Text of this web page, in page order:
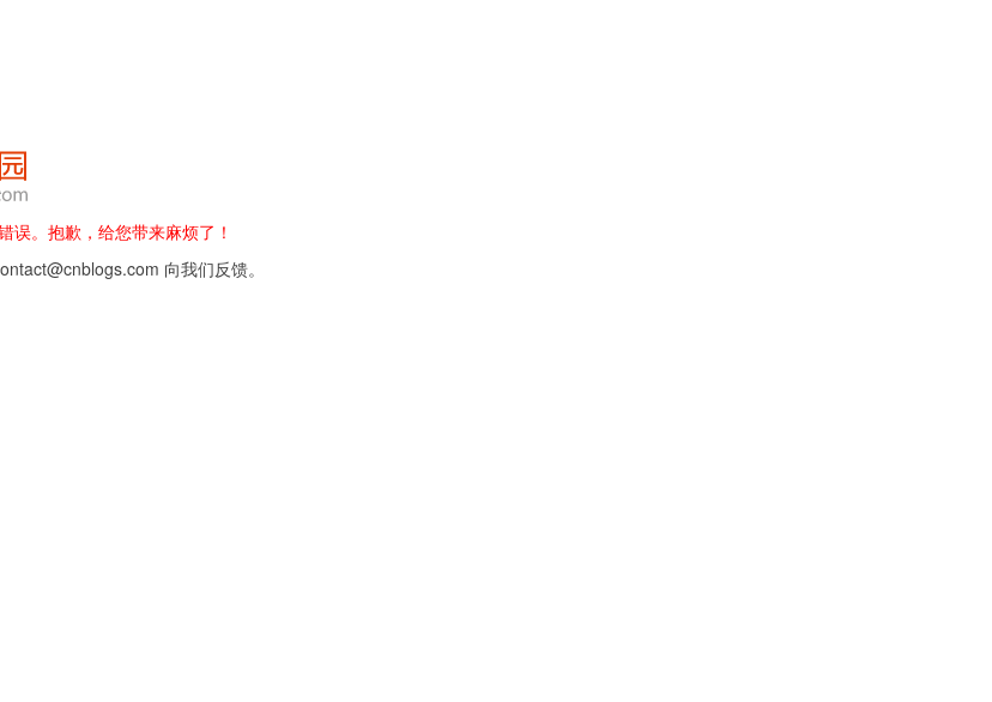
误。抱歉，给您带来麻烦了！
向我们反馈。